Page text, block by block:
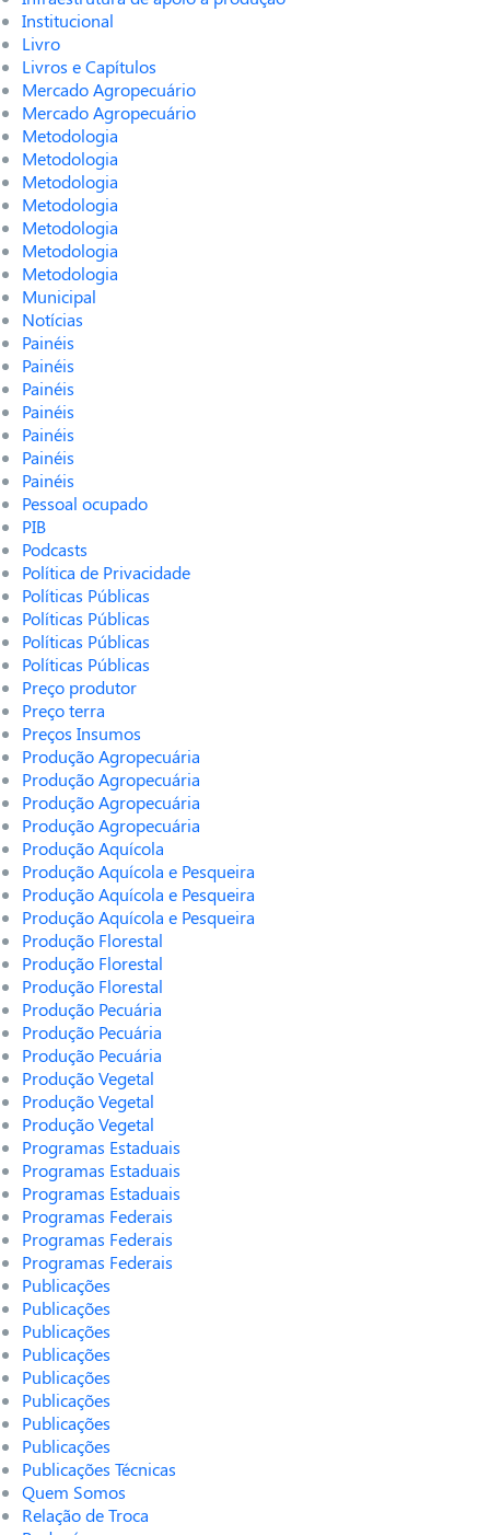
Institucional
Livro
Livros e Capítulos
Mercado Agropecuário
Mercado Agropecuário
Metodologia
Metodologia
Metodologia
Metodologia
Metodologia
Metodologia
Metodologia
Municipal
Notícias
Painéis
Painéis
Painéis
Painéis
Painéis
Painéis
Painéis
Pessoal ocupado
PIB
Podcasts
Política de Privacidade
Políticas Públicas
Políticas Públicas
Políticas Públicas
Políticas Públicas
Preço produtor
Preço terra
Preços Insumos
Produção Agropecuária
Produção Agropecuária
Produção Agropecuária
Produção Agropecuária
Produção Aquícola
Produção Aquícola e Pesqueira
Produção Aquícola e Pesqueira
Produção Aquícola e Pesqueira
Produção Florestal
Produção Florestal
Produção Florestal
Produção Pecuária
Produção Pecuária
Produção Pecuária
Produção Vegetal
Produção Vegetal
Produção Vegetal
Programas Estaduais
Programas Estaduais
Programas Estaduais
Programas Federais
Programas Federais
Programas Federais
Publicações
Publicações
Publicações
Publicações
Publicações
Publicações
Publicações
Publicações
Publicações Técnicas
Quem Somos
Relação de Troca